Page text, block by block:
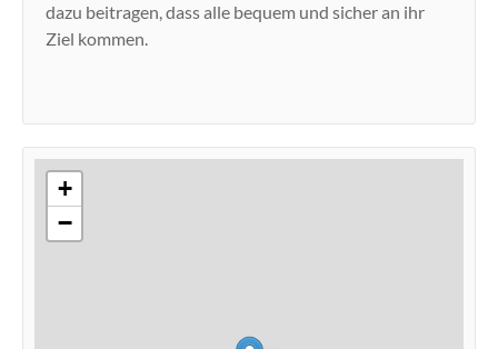
dazu beitragen, dass alle bequem und sicher an ihr
Ziel kommen.
+
−